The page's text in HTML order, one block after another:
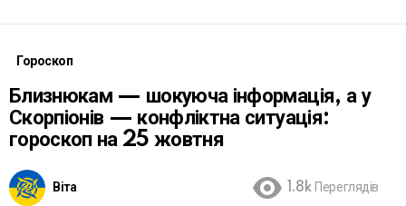
Гороскоп
Близнюкам — шокуюча інформація, а у
Скорпіонів — конфліктна ситуація:
гороскоп на 25 жовтня
Віта 1.8k Переглядів